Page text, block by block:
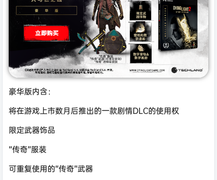
豪华版内含：
将在游戏上市数月后推出的一款剧情DLC的使用权
限定武器饰品
“传奇”服装
可重复使用的“传奇”武器